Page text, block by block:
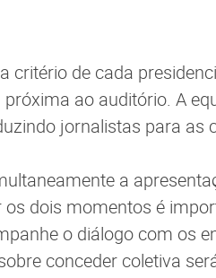
critério de cada
ao auditório. A
jornalistas para as
a
dois momentos é
o diálogo com os
conceder coletiva